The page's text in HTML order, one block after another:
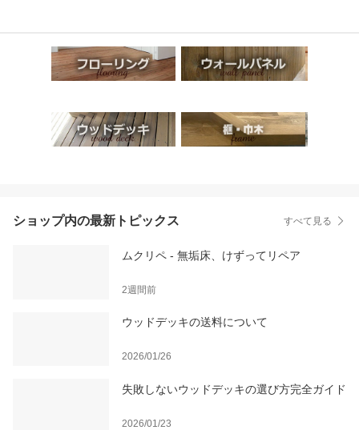
ショップ内の最新トピックス すべて見る
ムクリペ - 無垢床、けずってリペア
2週間前
ウッドデッキの送料について
2026/01/26
失敗しないウッドデッキの選び方完全ガイド
2026/01/23